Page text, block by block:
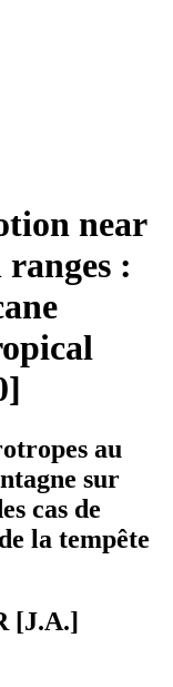
near
:
au
sur
cas de
la tempête
[J.A.]